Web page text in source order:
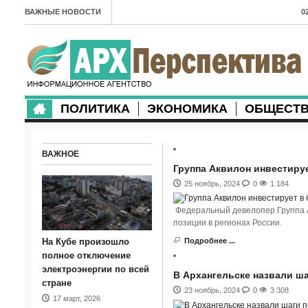
ВАЖНЫЕ НОВОСТИ
ПОЛИТИКА ЭКОНОМИКА
Группа Аквилон
25 ноябрь, 2024 0 1 184
Федеральный девелопер Группа
позиции в регионах России.
Подробнее ...
В Архангельске назвали
23 ноябрь, 2024 0 3 308
ВАЖНОЕ
На Кубе произошло
полное отключение
электроэнергии по всей
стране
17 март, 2026